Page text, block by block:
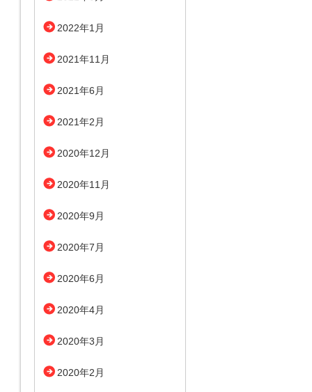
2022年1月
2021年11月
2021年6月
2021年2月
2020年12月
2020年11月
2020年9月
2020年7月
2020年6月
2020年4月
2020年3月
2020年2月